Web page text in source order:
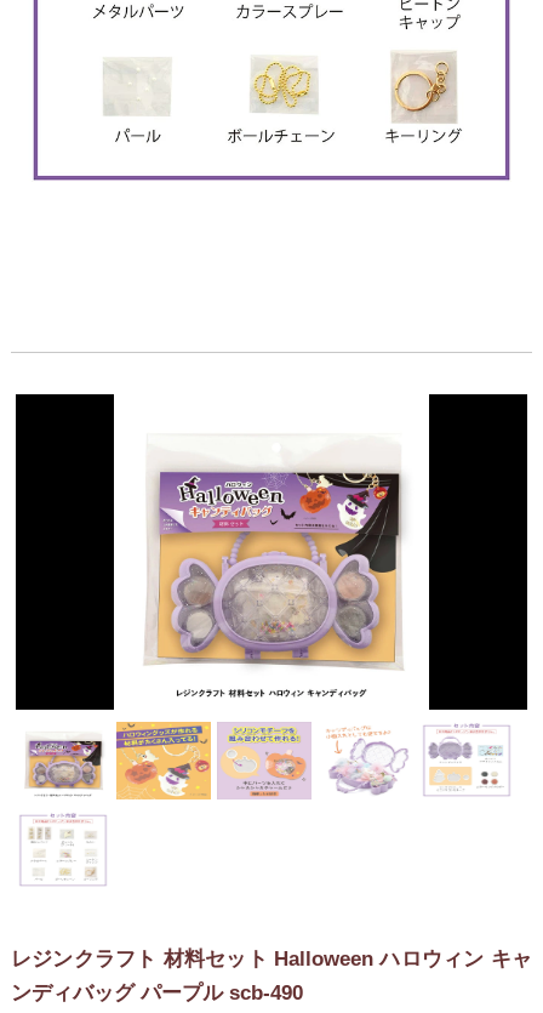
レジンクラフト 材料セット Halloween ハロウィン キャ
ンディバッグ パープル scb-490